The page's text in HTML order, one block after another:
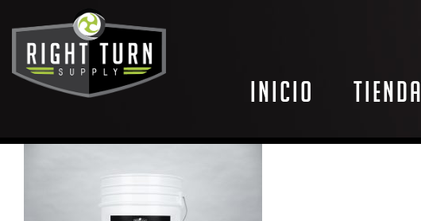
Inicio Tienda